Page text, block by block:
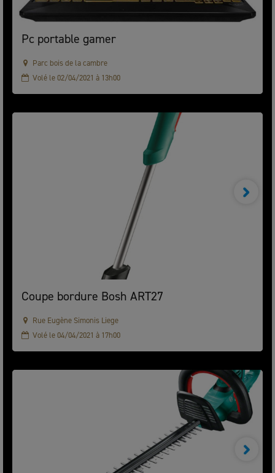
Pc portable gamer
Parc bois de la cambre
Volé le 02/04/2021 à 13h00
Coupe bordure Bosh ART27
Rue Eugène Simonis Liege
Volé le 04/04/2021 à 17h00